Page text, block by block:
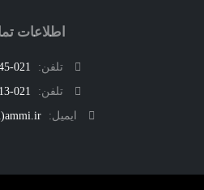
اطلاعات تماس
تلفن:
021-88424345
تلفن:
021-88430313
ایمیل: